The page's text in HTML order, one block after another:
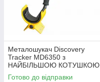
Металошукач Discovery
Tracker MD6350 з
НАЙБІЛЬШОЮ КОТУШКОЮ
15 дюймів
Готово до відправки